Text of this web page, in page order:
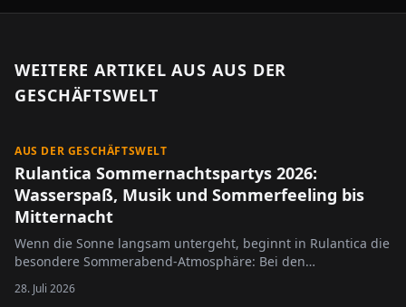
WEITERE ARTIKEL AUS AUS DER
GESCHÄFTSWELT
AUS DER GESCHÄFTSWELT
Rulantica Sommernachtspartys 2026:
Wasserspaß, Musik und Sommerfeeling bis
Mitternacht
Wenn die Sonne langsam untergeht, beginnt in Rulantica die
besondere Sommerabend-Atmosphäre: Bei den
Sommernachtspartys 2026, präsentiert von HITRADIO OHR,
bleibt die Wasserwelt des Europa-Park an vier ausgewählten
28. Juli 2026